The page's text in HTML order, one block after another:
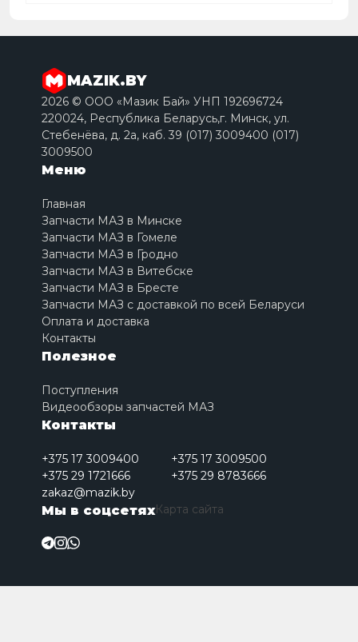
MAZIK.BY
2026 © ООО «Мазик Бай» УНП 192696724
220024, Республика Беларусь,г. Минск, ул.
Стебенёва, д. 2a, каб. 39 (017) 3009400 (017)
3009500
Меню
Главная
Запчасти МАЗ в Минске
Запчасти МАЗ в Гомеле
Запчасти МАЗ в Гродно
Запчасти МАЗ в Витебске
Запчасти МАЗ в Бресте
Запчасти МАЗ с доставкой по всей Беларуси
Оплата и доставка
Контакты
Полезное
Поступления
Видеообзоры запчастей МАЗ
Контакты
+375 17 3009400
+375 17 3009500
+375 29 1721666
+375 29 8783666
zakaz@mazik.by
Мы в соцсетяхКарта сайта